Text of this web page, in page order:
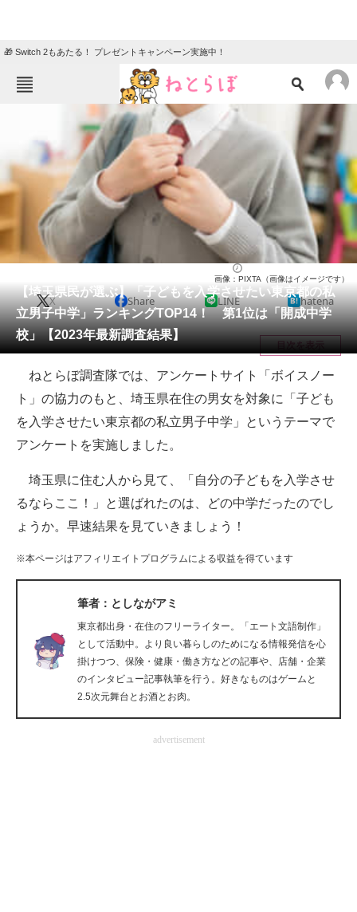
🎁 Switch 2もあたる！ プレゼントキャンペーン実施中！
ねとらぼメニュー
ニュース
エンタメ クイズ
グルメ 地域
住まい 教育・育児
動物 リサーチ
会員記事
メディア
注目記事を集めた総合ページ
ITの今と未来を見通す
スマホと通信の最新トレンド
ビジネスと働き方のヒント
AI活用のいまが分かる
企業ITのトレンドを詳説
経営リーダーのコミュニティ
マーケ×ITの今がよく分かる
ITエンジニア向け専門サイト
企業向けIT製品の総合サイト
【埼玉県民が選ぶ】「子どもを入学させたい東京都の私
立男子中学」ランキングTOP14！ 第1位は「開成中学
校」【2023年最新調査結果】
画像：PIXTA（画像はイメージです）
X Share LINE hatena
目次を表示
ねとらぼ調査隊では、アンケートサイト「ボイスノー
ト」の協力のもと、埼玉県在住の男女を対象に「子ども
を入学させたい東京都の私立男子中学」というテーマで
アンケートを実施しました。
埼玉県に住む人から見て、「自分の子どもを入学させ
るならここ！」と選ばれたのは、どの中学だったのでし
ょうか。早速結果を見ていきましょう！
※本ページはアフィリエイトプログラムによる収益を得ています
筆者：としながアミ
東京都出身・在住のフリーライター。「エート文語制作」
として活動中。より良い暮らしのためになる情報発信を心
掛けつつ、保険・健康・働き方などの記事や、店舗・企業
のインタビュー記事執筆を行う。好きなものはゲームと
2.5次元舞台とお酒とお肉。
advertisement